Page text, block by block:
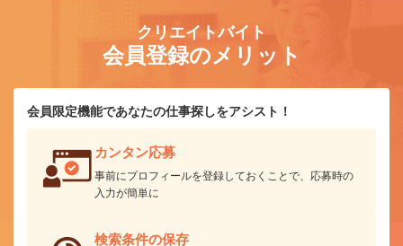
クリエイトバイト
会員登録のメリット
会員限定機能であなたの仕事探しをアシスト！
カンタン応募
事前にプロフィールを登録しておくことで、応募時の
入力が簡単に
検索条件の保存